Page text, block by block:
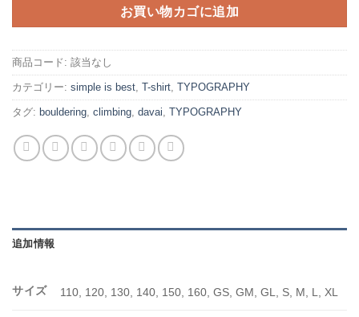
お買い物カゴに追加
商品コード: 該当なし
カテゴリー: simple is best, T-shirt, TYPOGRAPHY
タグ: bouldering, climbing, davai, TYPOGRAPHY
追加情報
サイズ 110, 120, 130, 140, 150, 160, GS, GM, GL, S, M, L, XL